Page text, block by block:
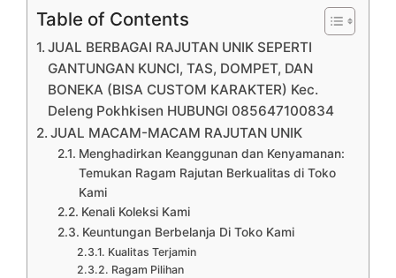
Table of Contents
JUAL BERBAGAI RAJUTAN UNIK SEPERTI
GANTUNGAN KUNCI, TAS, DOMPET, DAN
BONEKA (BISA CUSTOM KARAKTER) Kec.
Deleng Pokhkisen HUBUNGI 085647100834
JUAL MACAM-MACAM RAJUTAN UNIK
Menghadirkan Keanggunan dan Kenyamanan:
Temukan Ragam Rajutan Berkualitas di Toko
Kami
Kenali Koleksi Kami
Keuntungan Berbelanja Di Toko Kami
Kualitas Terjamin
Ragam Pilihan